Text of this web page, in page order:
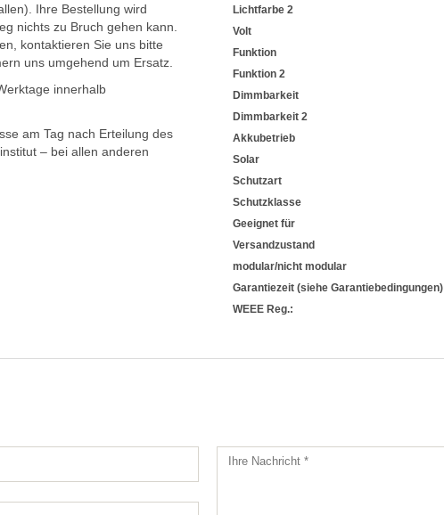
Ihre Bestellung wird
nichts zu Bruch gehen kann.
kontaktieren Sie uns bitte
uns umgehend um Ersatz.
innerhalb
am Tag nach Erteilung des
– bei allen anderen
Lichtfarbe 2
Volt
Funktion
Funktion 2
Dimmbarkeit
Dimmbarkeit 2
Akkubetrieb
Solar
Schutzart
Schutzklasse
Geeignet für
Versandzustand
modular/nicht modular
Garantiezeit (siehe Garantiebedingungen)
WEEE Reg.: